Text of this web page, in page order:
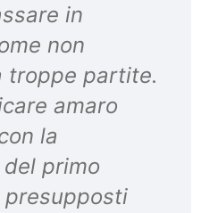
in
non
troppe partite.
amaro
la
primo